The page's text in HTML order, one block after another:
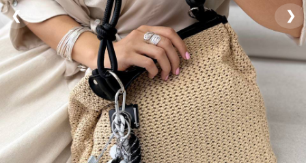
❮ ❯